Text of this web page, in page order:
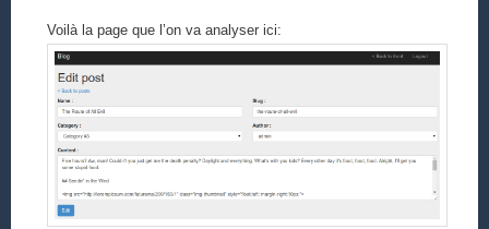
Voilà la page que l’on va analyser ici: